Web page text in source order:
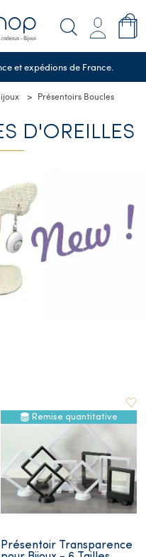
et expédions de France.
Présentoirs Boucles
D'OREILLES
Remise quantitative
Présentoir Transparence